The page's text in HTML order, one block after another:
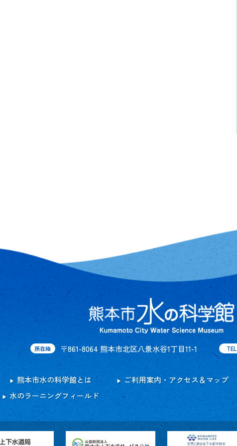
所在地 〒861-8064 熊本市北区八景水谷1丁目11-1 TEL
熊本市水の科学館とは
ご利用案内・アクセス＆マップ
水のラーニングフィールド